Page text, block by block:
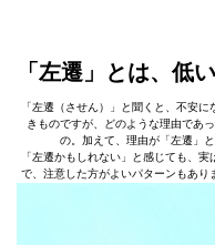
「左遷」とは、低
「左遷（させん）」と聞くと、不安
きものですが、どのような理由であ
の。加えて、理由が「左遷」
「左遷かもしれない」と感じても、
で、注意した方がよいパターンもあり